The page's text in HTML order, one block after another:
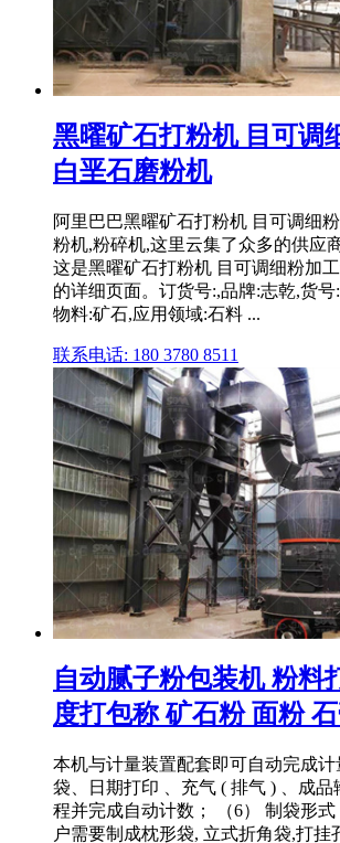
黑曜矿石打粉机 目可调
白垩石磨粉机
阿里巴巴黑曜矿石打粉机 目可调细
粉机,粉碎机,这里云集了众多的供应
这是黑曜矿石打粉机 目可调细粉加
的详细页面。订货号:,品牌:志乾,货号
物料:矿石,应用领域:石料 ...
联系电话: 180 3780 8511
自动腻子粉包装机 粉料
度打包称 矿石粉 面粉
本机与计量装置配套即可自动完成计
袋、日期打印 、充气 ( 排气 ) 、成品
程并完成自动计数； （6） 制袋形
户需要制成枕形袋, 立式折角袋,打挂